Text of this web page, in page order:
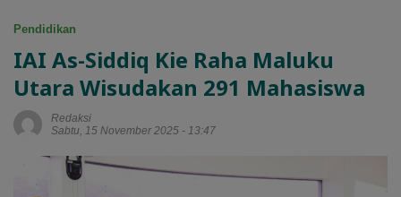
Pendidikan
IAI As-Siddiq Kie Raha Maluku
Utara Wisudakan 291 Mahasiswa
Redaksi
Sabtu, 15 November 2025 - 13:47